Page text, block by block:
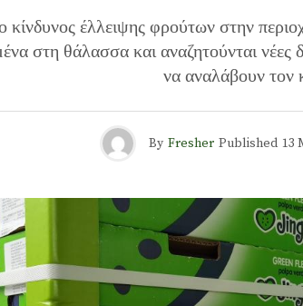
κίνδυνος έλλειψης φρούτων στην
στη θάλασσα και αναζητούνται νέες
να αναλάβουν τον
By Fresher Published 13